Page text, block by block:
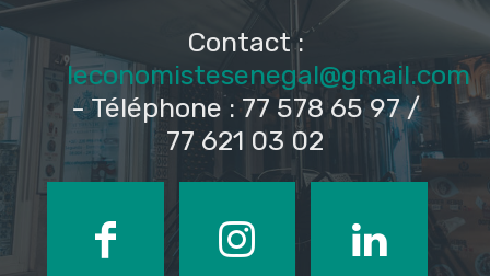
Contact :
leconomistesenegal@gmail.com
- Téléphone : 77 578 65 97 /
77 621 03 02